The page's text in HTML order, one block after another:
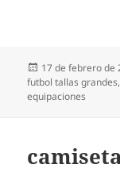
Publicado
el
17 de febrero de
futbol tallas grandes
equipaciones